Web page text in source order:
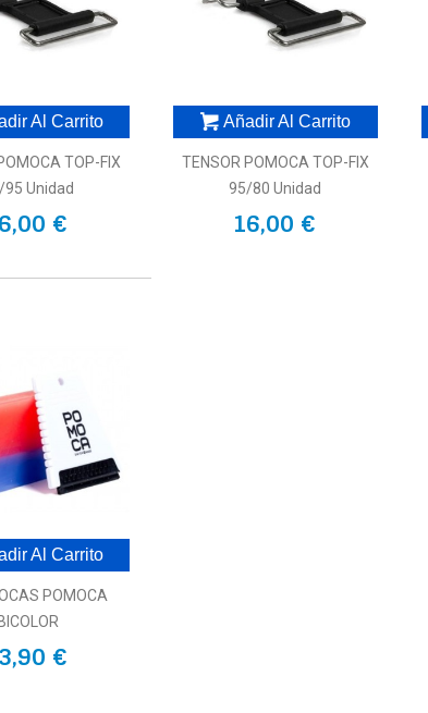
Al Carrito
TOP-FIX
Unidad
€
Añadir Al Carrito
TENSOR POMOCA TOP-FIX
95/80 Unidad
16,00 €
Al Carrito
POMOCA
BICOLOR
€